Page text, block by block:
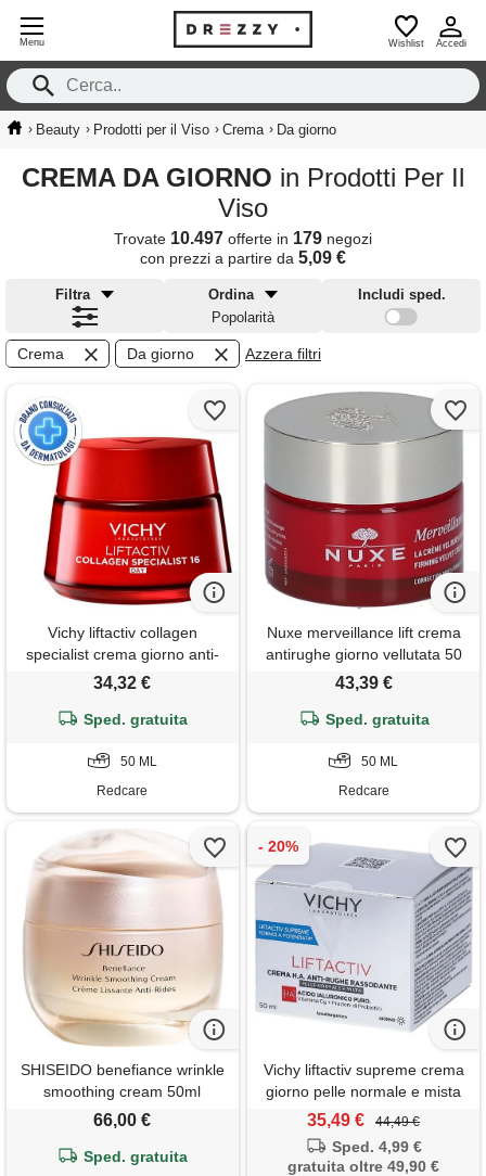
Menu Wishlist Accedi
› Beauty › Prodotti per il Viso › Crema › Da giorno
CREMA DA GIORNO in Prodotti Per Il
Viso
Trovate 10.497 offerte in 179 negozi
con prezzi a partire da 5,09 €
Filtra
Ordina
Popolarità
Includi sped.
Crema Da giorno Azzera filtri
Vichy liftactiv collagen
specialist crema giorno anti-
età con peptidi pro-collagene
34,32 €
Sped. gratuita
50 ML
Redcare
Nuxe merveillance lift crema
antirughe giorno vellutata 50
ml
43,39 €
Sped. gratuita
50 ML
Redcare
SHISEIDO benefiance wrinkle
smoothing cream 50ml
66,00 €
Sped. gratuita
Vichy liftactiv supreme crema
giorno pelle normale e mista
50ml
35,49 € 44,49 €
Sped. 4,99 €
gratuita oltre 49,90 €